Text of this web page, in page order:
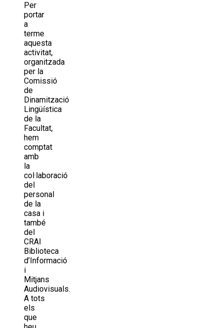
Per
portar
a
terme
aquesta
activitat,
organitzada
per la
Comissió
de
Dinamització
Lingüística
de la
Facultat,
hem
comptat
amb
la
col·laboració
del
personal
de la
casa i
també
del
CRAI
Biblioteca
d’Informació
i
Mitjans
Audiovisuals.
A tots
els
que